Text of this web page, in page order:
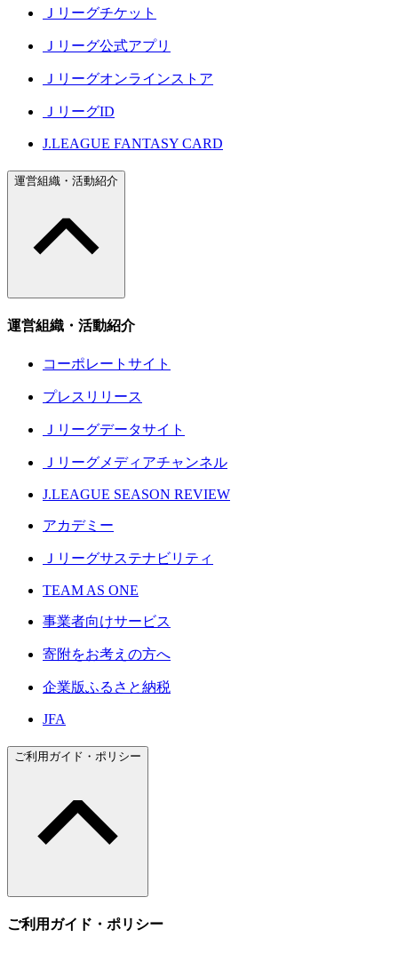
Ｊリーグチケット
Ｊリーグ公式アプリ
Ｊリーグオンラインストア
ＪリーグID
J.LEAGUE FANTASY CARD
運営組織・活動紹介
運営組織・活動紹介
コーポレートサイト
プレスリリース
Ｊリーグデータサイト
Ｊリーグメディアチャンネル
J.LEAGUE SEASON REVIEW
アカデミー
Ｊリーグサステナビリティ
TEAM AS ONE
事業者向けサービス
寄附をお考えの方へ
企業版ふるさと納税
JFA
ご利用ガイド・ポリシー
ご利用ガイド・ポリシー